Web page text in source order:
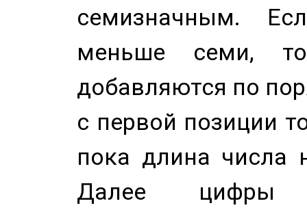
семизначным.
меньше семи,
добавляются по
с первой позиции
пока длина числа
Далее цифры